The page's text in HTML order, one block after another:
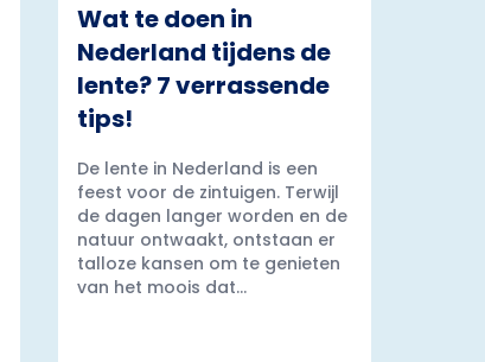
Wat te doen in
Nederland tijdens de
lente? 7 verrassende
tips!
De lente in Nederland is een
feest voor de zintuigen. Terwijl
de dagen langer worden en de
natuur ontwaakt, ontstaan er
talloze kansen om te genieten
van het moois dat...